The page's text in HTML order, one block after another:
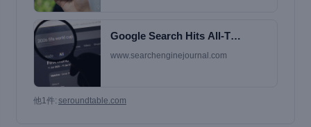
Google Search Hits All-T…
www.searchenginejournal.com
他1件: seroundtable.com